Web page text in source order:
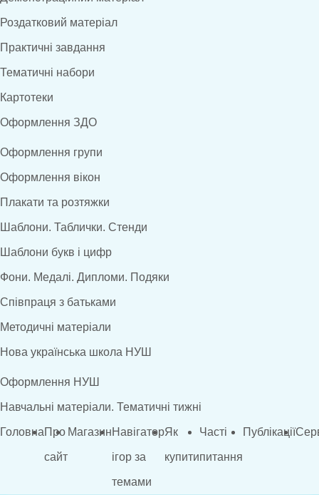
Роздатковий матеріал
Практичні завдання
Тематичні набори
Картотеки
Оформлення ЗДО
Оформлення групи
Оформлення вікон
Плакати та розтяжки
Шаблони. Таблички. Стенди
Шаблони букв і цифр
Фони. Медалі. Дипломи. Подяки
Співпраця з батьками
Методичні матеріали
Нова українська школа НУШ
Оформлення НУШ
Навчальні матеріали. Тематичні тижні
ГоловнаПро
сайт
МагазинНавігатор
ігор за
темами
Як
купити
Часті
питання
Публікації